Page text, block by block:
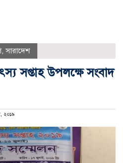
,সারাদেশ
সপ্তাহ উপলক্ষে সংবাদ
২০১৯